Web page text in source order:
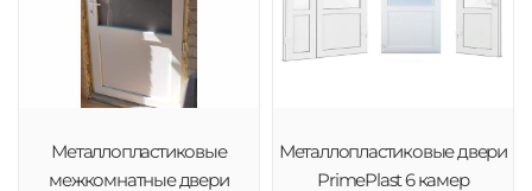
Металлопластиковые
межкомнатные двери
Металлопластиковые двери
PrimePlast 6 камер